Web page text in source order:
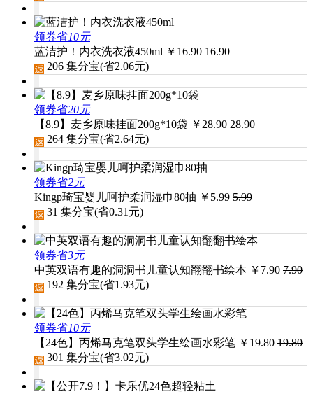
领券省10元
蓝洁护！内衣洗衣液450ml ￥ 16.90 16.90
206 集分宝(省2.06元)
领券省20元
【8.9】麦乡原味挂面200g*10袋 ￥ 28.90 28.90
264 集分宝(省2.64元)
领券省2元
Kingp琦宝婴儿呵护柔润湿巾80抽 ￥ 5.99 5.99
31 集分宝(省0.31 元)
领券省3元
中英双语有趣的洞洞书儿童认知翻翻书绘本 ￥ 7.90 7.90
192 集分宝(省1.93元)
领券省10元
【24色】丙烯马克笔双头学生绘画水彩笔 ￥ 19.80 19.80
301 集分宝(省3.02元)